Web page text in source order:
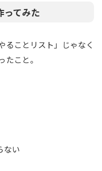
ってみた
ることリスト」じゃなく
たこと。
ない